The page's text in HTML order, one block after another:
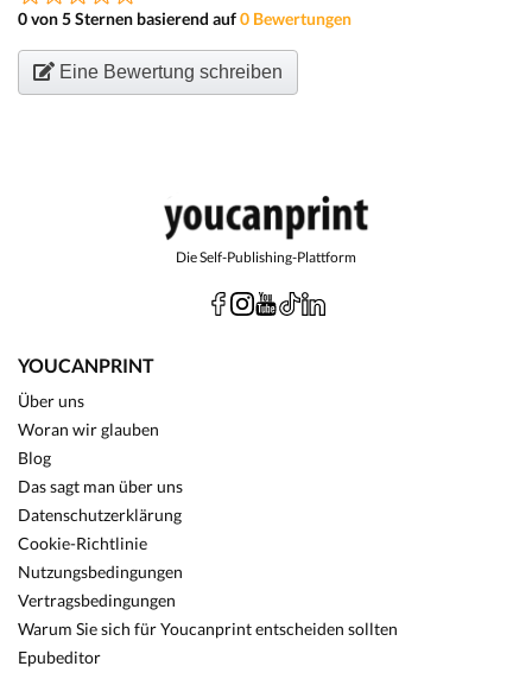
0 von 5 Sternen basierend auf0 Bewertungen
Eine Bewertung schreiben
Die Self-Publishing-Plattform
YOUCANPRINT
Über uns
Woran wir glauben
Blog
Das sagt man über uns
Datenschutzerklärung
Cookie-Richtlinie
Nutzungsbedingungen
Vertragsbedingungen
Warum Sie sich für Youcanprint entscheiden sollten
Epubeditor